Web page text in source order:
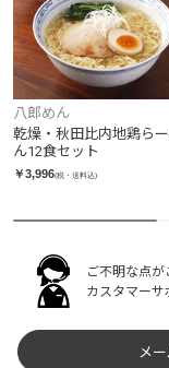
八郎めん
乾燥・秋田比内地鶏ら
ん12食セット
￥3,996(税・送料込)
ご不明な点が
カスタマーサ
メ